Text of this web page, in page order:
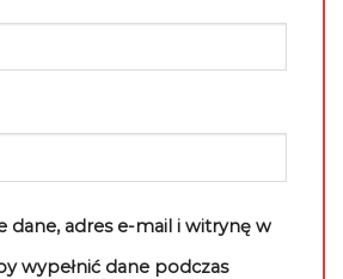
dane, adres e-mail i witrynę w
wypełnić dane podczas